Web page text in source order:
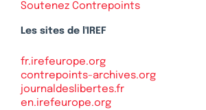
Soutenez Contrepoints
Les sites de l'IREF
fr.irefeurope.org
contrepoints-archives.org
journaldeslibertes.fr
en.irefeurope.org